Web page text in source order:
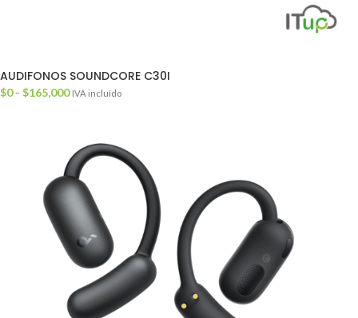
AUDIFONOS SOUNDCORE C30I
$0 - $165,000 IVA incluído